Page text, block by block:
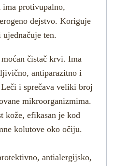
ima protivupalno,
dejstvo. Koriguje
ten.
čistač krvi. Ima
antiparazitno i
i sprečava veliki broj
mikroorganizmima.
kože, efikasan je kod
kolutove oko očiju.
antialergijsko,